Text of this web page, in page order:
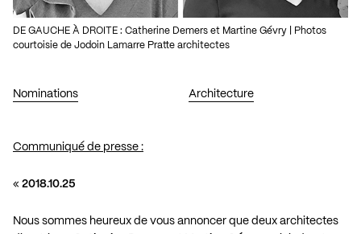
Nominations Architecture
DE GAUCHE À DROITE : Catherine Demers et Martine Gévry | Photos
courtoisie de Jodoin Lamarre Pratte architectes
Communiqué de presse :
« 2018.10.25
Nous sommes heureux de vous annoncer que deux architectes